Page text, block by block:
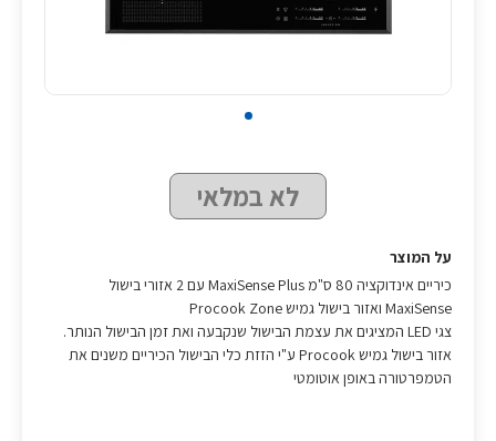
לא במלאי
על המוצר
כיריים אינדוקציה 80 ס"מ MaxiSense Plus עם 2 אזורי בישול
MaxiSense ואזור בישול גמיש Procook Zone
צגי LED המציגים את עצמת הבישול שנקבעה ואת זמן הבישול הנותר.
אזור בישול גמיש Procook ע"י הזזת כלי הבישול הכיריים משנים את
הטמפרטורה באופן אוטומטי